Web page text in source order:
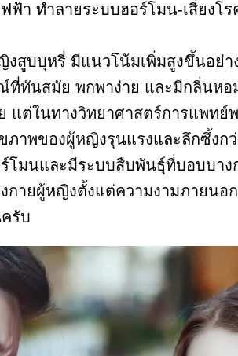
ฟ้า ทำลายระบบฮอร์โมน-เสี่ยงโ
งสูบบุหรี่ มีแนวโน้มเพิ่มสูงขึ้นอย่า
ทันสมัย พกพาง่าย และมีกลิ่นหอ
แต่ในทางวิทยาศาสตร์การแพทย์
าพของผู้หญิงรุนแรงและลึกซึ้งกว่
โมนและมีระบบสืบพันธุ์ที่บอบบาง
กายผู้หญิงตั้งแต่ความงามภายนอ
รับ